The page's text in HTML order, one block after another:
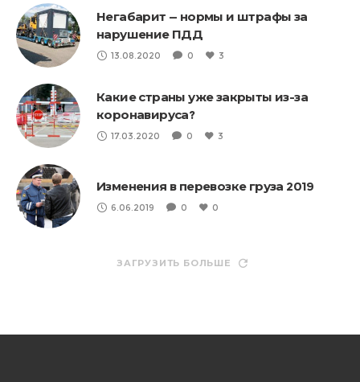
Негабарит — нормы и штрафы за
нарушение ПДД
13.08.2020 0 3
Какие страны уже закрыты из-за
коронавируса?
17.03.2020 0 3
Изменения в перевозке груза 2019
6.06.2019 0 0
ЗАГРУЗИТЬ БОЛЬШЕ